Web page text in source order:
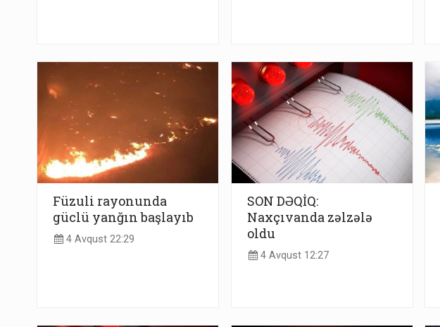
Füzuli rayonunda
güclü yanğın başlayıb
4 Avqust 22:29
SON DƏQİQ:
Naxçıvanda zəlzələ
oldu
4 Avqust 12:27